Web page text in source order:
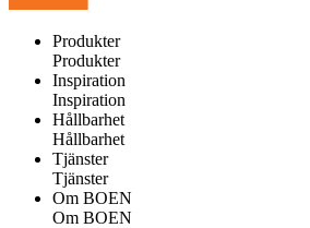
Produkter
Produkter
Inspiration
Inspiration
Hållbarhet
Hållbarhet
Tjänster
Tjänster
Om BOEN
Om BOEN